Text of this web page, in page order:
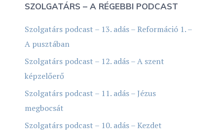
SZOLGATÁRS – A RÉGEBBI PODCAST
Szolgatárs podcast – 13. adás – Reformáció 1. –
A pusztában
Szolgatárs podcast – 12. adás – A szent
képzelőerő
Szolgatárs podcast – 11. adás – Jézus
megbocsát
Szolgatárs podcast – 10. adás – Kezdet